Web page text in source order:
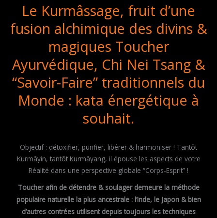
Le Kurmâssage, fruit d’une
fusion alchimique des divins &
magiques Toucher
Ayurvédique, Chi Nei Tsang &
“Savoir-Faire” traditionnels du
Monde : kata énergétique à
souhait.
Objectif : détoxifier, purifier, libérer & harmoniser ! Tantôt
Kurmâyin, tantôt Kurmâyang, il épouse les aspects de votre
Réalité dans une perspective globale “Corps-Esprit” !
Toucher afin de détendre & soulager demeure la méthode
populaire naturelle la plus ancestrale : l’Inde, le Japon & bien
d’autres contrées utilisent depuis toujours les techniques